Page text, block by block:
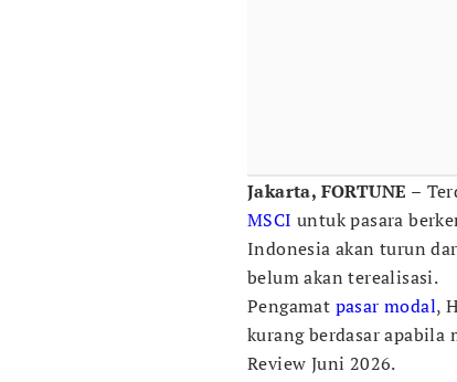
Jakarta, FORTUNE –
MSCI untuk pasara
Indonesia akan turun
belum akan terealisasi.
Pengamat pasar modal,
kurang berdasar apabila
Review Juni 2026.